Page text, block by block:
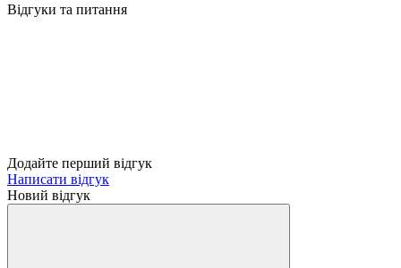
Відгуки та питання
Додайте перший відгук
Написати відгук
Новий відгук